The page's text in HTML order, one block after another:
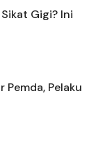
Gigi? Ini
Pelaku